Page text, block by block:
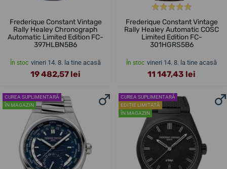
Frederique Constant Vintage
Rally Healey Chronograph
Automatic Limited Edition FC-
397HLBN5B6
În stoc vineri 14. 8. la tine acasă
19 482,57 lei
Frederique Constant Vintage
Rally Healey Automatic COSC
Limited Edition FC-
301HGRS5B6
În stoc vineri 14. 8. la tine acasă
11 147,43 lei
CUREA SUPLIMENTARĂ
ÎN MAGAZIN
CUREA SUPLIMENTARĂ
EDIȚIE LIMITATĂ
ÎN MAGAZIN